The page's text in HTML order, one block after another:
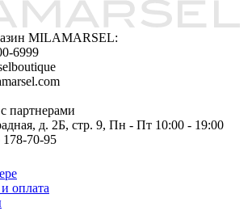
MILAMARSEL:
6999
партнерами
д. 2Б, стр. 9, Пн - Пт 10:00 - 19:00
70-95
оплата